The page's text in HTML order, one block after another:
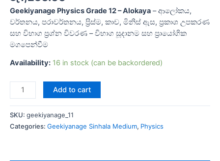
Geekiyanage Physics Grade 12 – Alokaya – ආලෝකය,
වර්තනය, පරාවර්තනය, ප්‍රිස්ම, කාච, මිනිස් ඇස, ප්‍රකාශ උපකරණ
සහ විභාග ප්‍රශ්න විවරණ – විභාග සූදානම සහ ප්‍රායෝගික
මගපෙන්වීම
Availability: 16 in stock (can be backordered)
Add to cart
SKU: geekiyanage_11
Categories: Geekiyanage Sinhala Medium, Physics